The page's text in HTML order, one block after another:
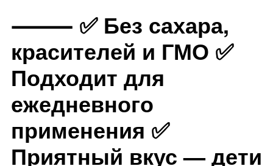
⸻ ✅ Без сахара,
красителей и ГМО ✅
Подходит для
ежедневного
применения ✅
Приятный вкус — дети